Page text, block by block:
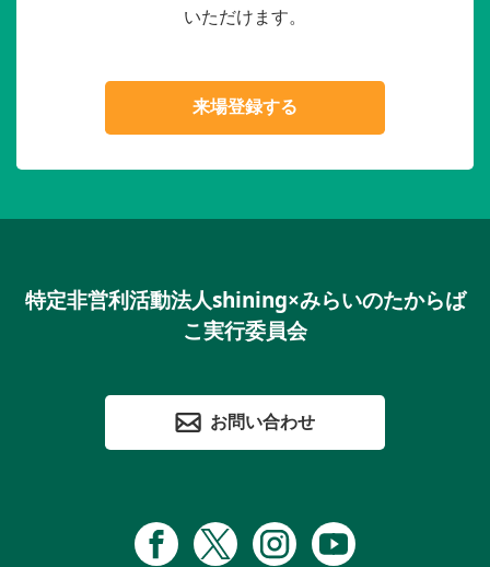
いただけます。
来場登録する
特定非営利活動法人shining×みらいのたからば
こ実行委員会
お問い合わせ